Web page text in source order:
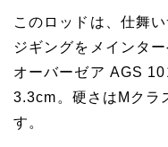
このロッドは、仕舞
ジギングをメインタ
オーバーゼア AGS
3.3cm。硬さはMクラ
す。